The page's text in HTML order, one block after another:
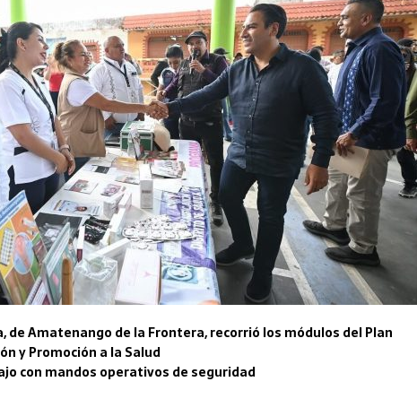
de Amatenango de la Frontera, recorrió los módulos del Plan
y Promoción a la Salud
con mandos operativos de seguridad